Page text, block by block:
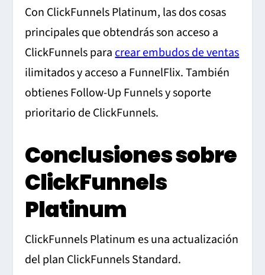
Con ClickFunnels Platinum, las dos cosas
principales que obtendrás son acceso a
ClickFunnels paracrear embudos de ventas
ilimitados y acceso a FunnelFlix. También
obtienes Follow-Up Funnels y soporte
prioritario de ClickFunnels.
Conclusiones sobre
ClickFunnels
Platinum
ClickFunnels Platinum es una actualización
del plan ClickFunnels Standard.